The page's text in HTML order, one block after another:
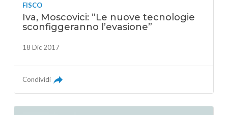
FISCO
Iva, Moscovici: “Le nuove tecnologie
sconfiggeranno l’evasione”
18 Dic 2017
Condividi